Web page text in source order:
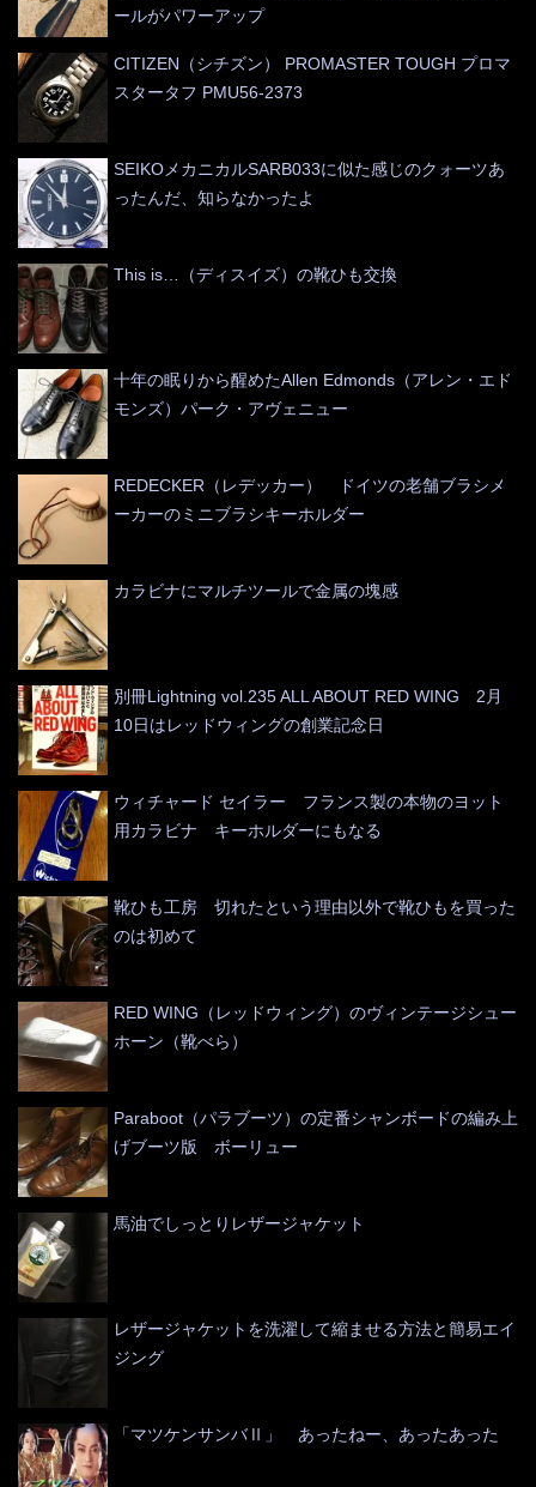
ールがパワーアップ
CITIZEN（シチズン） PROMASTER TOUGH プロマ
スタータフ PMU56-2373
SEIKOメカニカルSARB033に似た感じのクォーツあ
ったんだ、知らなかったよ
This is…（ディスイズ）の靴ひも交換
十年の眠りから醒めたAllen Edmonds（アレン・エド
モンズ）パーク・アヴェニュー
REDECKER（レデッカー） ドイツの老舗ブラシメ
ーカーのミニブラシキーホルダー
カラビナにマルチツールで金属の塊感
別冊Lightning vol.235 ALL ABOUT RED WING 2月
10日はレッドウィングの創業記念日
ウィチャード セイラー フランス製の本物のヨット
用カラビナ キーホルダーにもなる
靴ひも工房 切れたという理由以外で靴ひもを買った
のは初めて
RED WING（レッドウィング）のヴィンテージシュー
ホーン（靴べら）
Paraboot（パラブーツ）の定番シャンボードの編み上
げブーツ版 ボーリュー
馬油でしっとりレザージャケット
レザージャケットを洗濯して縮ませる方法と簡易エイ
ジング
「マツケンサンバⅡ」 あったねー、あったあった